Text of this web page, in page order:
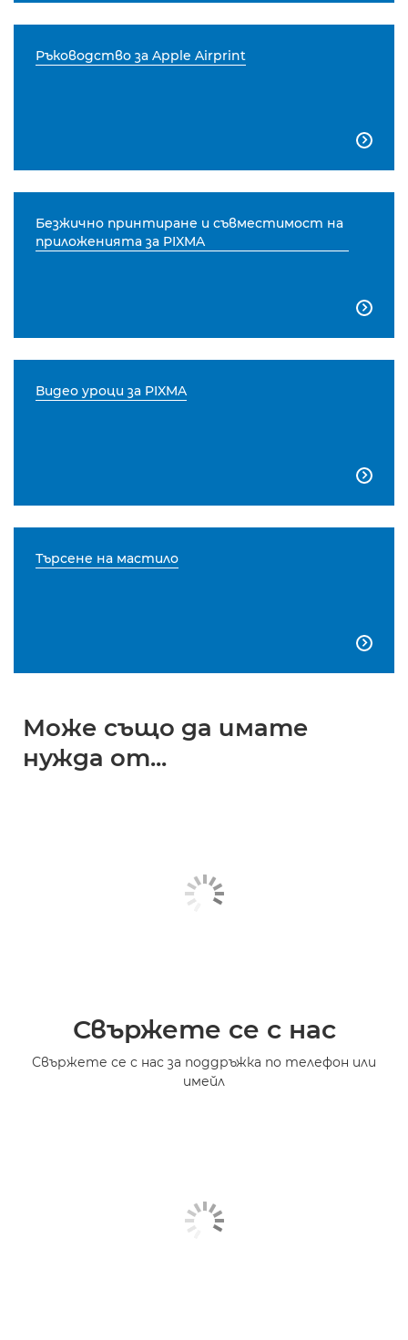
Ръководство за Apple Airprint

Безжично принтиране и съвместимост на
приложенията за PIXMA

Видео уроци за PIXMA

Търсене на мастило

Може също да имате
нужда от...
Свържете се с нас
Свържете се с нас за поддръжка по телефон или
имейл